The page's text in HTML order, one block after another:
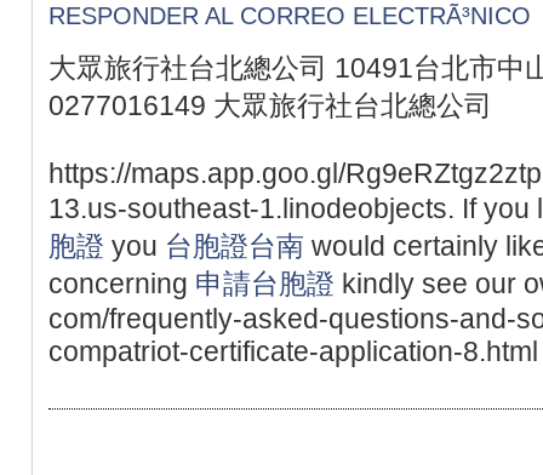
RESPONDER AL CORREO ELECTRÃ³NICO
大眾旅行社台北總公司 10491台北市中
0277016149 大眾旅行社台北總公司
https://maps.app.goo.gl/
13.us-southeast-1.linodeobjects. If
胞證 you 台胞證台南 would certainly
concerning 申請台胞證 kindly see our
com/frequently-asked-questions-and-
compatriot-certificate-application-8.html